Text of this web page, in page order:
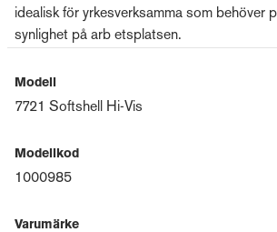
idealisk för yrkesverksamma som behöver
synlighet på arb etsplatsen.
Modell
7721 Softshell Hi-Vis
Modellkod
1000985
Varumärke